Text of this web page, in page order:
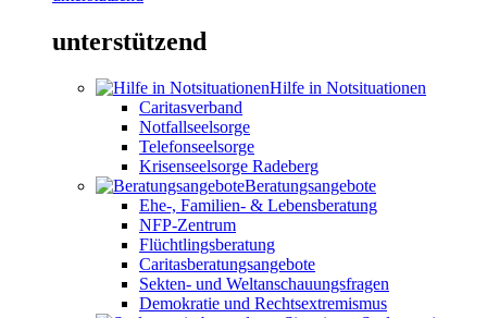
unterstützend
Hilfe in Notsituationen
Caritasverband
Notfallseelsorge
Telefonseelsorge
Krisenseelsorge Radeberg
Beratungsangebote
Ehe-, Familien- & Lebensberatung
NFP-Zentrum
Flüchtlingsberatung
Caritasberatungsangebote
Sekten- und Weltanschauungsfragen
Demokratie und Rechtsextremismus